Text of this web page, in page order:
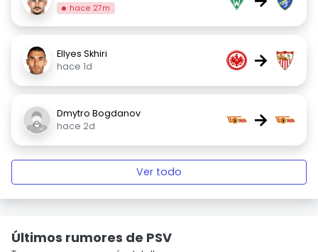
hace 27m
Ellyes Skhiri
hace 1d
→
Dmytro Bogdanov
hace 2d
→
Ver todo
Últimos rumores de PSV